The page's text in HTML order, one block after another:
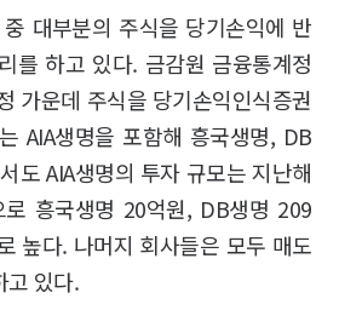
대부분의 주식을 당기손익에 반
를 하고 있다. 금감원 금융통계정
가운데 주식을 당기손익인식증권
AIA생명을 포함해 흥국생명, DB
도 AIA생명의 투자 규모는 지난해
흥국생명 20억원, DB생명 209
높다. 나머지 회사들은 모두 매도
고 있다.